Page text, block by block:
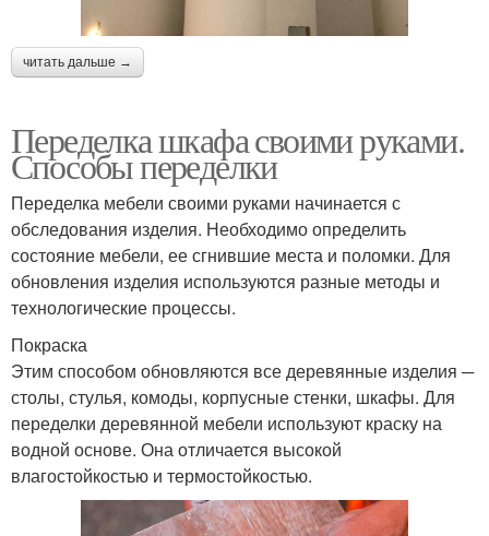
читать дальше →
Переделка шкафа своими руками.
Способы переделки
Переделка мебели своими руками начинается с
обследования изделия. Необходимо определить
состояние мебели, ее сгнившие места и поломки. Для
обновления изделия используются разные методы и
технологические процессы.
Покраска
Этим способом обновляются все деревянные изделия ─
столы, стулья, комоды, корпусные стенки, шкафы. Для
переделки деревянной мебели используют краску на
водной основе. Она отличается высокой
влагостойкостью и термостойкостью.